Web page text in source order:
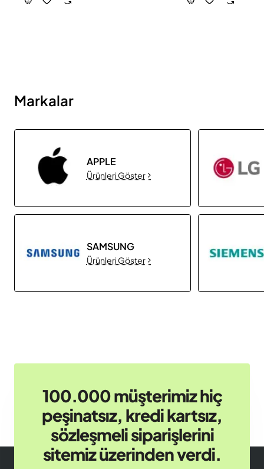
Markalar
APPLE
Ürünleri Göster
SAMSUNG
Ürünleri Göster
100.000 müşterimiz hiç
peşinatsız, kredi kartsız,
sözleşmeli siparişlerini
sitemiz üzerinden verdi.